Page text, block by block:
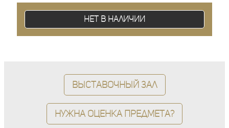
Нет в наличии
Выставочный зал
Нужна оценка предмета?